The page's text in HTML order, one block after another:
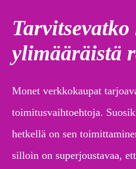
ylimääräistä
Monet verkkokaupat
toimitusvaihtoehtoja.
hetkellä on sen
silloin on superjoustavaa,